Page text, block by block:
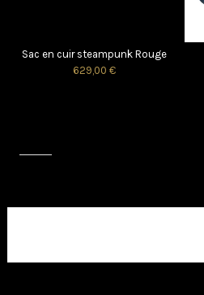
Sac en cuir steampunk Rouge
629,00 €